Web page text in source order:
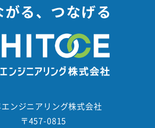
がる、つなげる
ンジニアリング株式会社
〒457-0815